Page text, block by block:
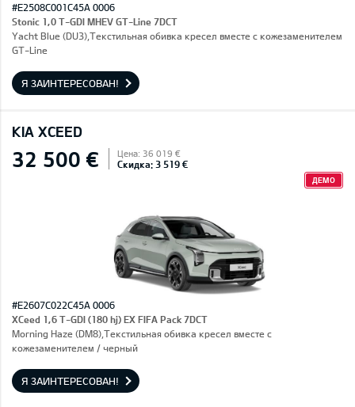
#E2508C001C45A 0006
Stonic 1,0 T-GDI MHEV GT-Line 7DCT
Yacht Blue (DU3),Текстильная обивка кресел вместе с кожезаменителем
GT-Line
Я ЗАИНТЕРЕСОВАН!
KIA XCEED
32 500 € Цена: 36 019 €
Скидка: 3 519 €
ДЕМО
#E2607C022C45A 0006
XCeed 1,6 T-GDI (180 hj) EX FIFA Pack 7DCT
Morning Haze (DM8),Текстильная обивка кресел вместе с
кожезаменителем / черный
Я ЗАИНТЕРЕСОВАН!